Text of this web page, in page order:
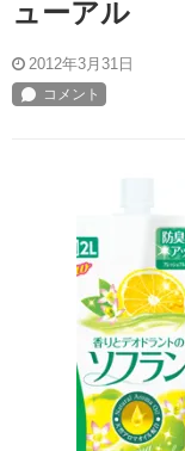
ューアル
2012年3月31日